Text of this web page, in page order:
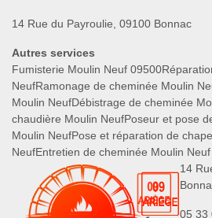
14 Rue du Payroulie, 09100 Bonnac
Autres services
Fumisterie Moulin Neuf 09500
NeufRamonage de cheminée Moulin
Moulin NeufDébistrage de cheminée
chaudière Moulin NeufPoseur et pose
Moulin NeufPose et réparation de
NeufEntretien de cheminée Moulin Neuf
14
05 33